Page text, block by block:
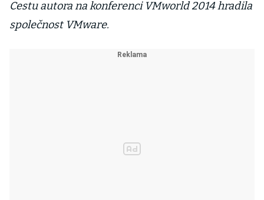
Cestu autora na konferenci VMworld 2014 hradila
společnost VMware.